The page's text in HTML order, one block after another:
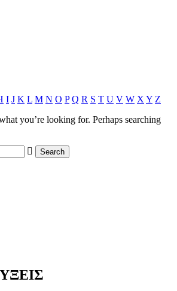
I J K L M N O P Q R S T U V W X Y Z
you’re looking for. Perhaps searching